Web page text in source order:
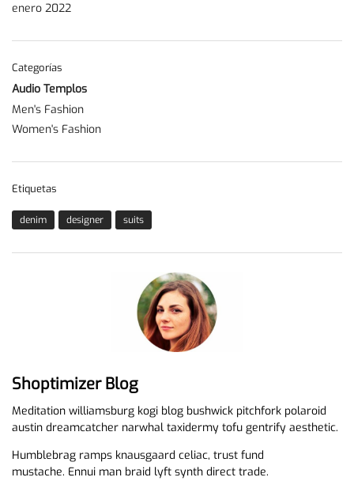
enero 2022
Categorías
Audio Templos
Men's Fashion
Women's Fashion
Etiquetas
denim designer suits
Shoptimizer Blog
Meditation williamsburg kogi blog bushwick pitchfork polaroid
austin dreamcatcher narwhal taxidermy tofu gentrify aesthetic.
Humblebrag ramps knausgaard celiac, trust fund
mustache. Ennui man braid lyft synth direct trade.